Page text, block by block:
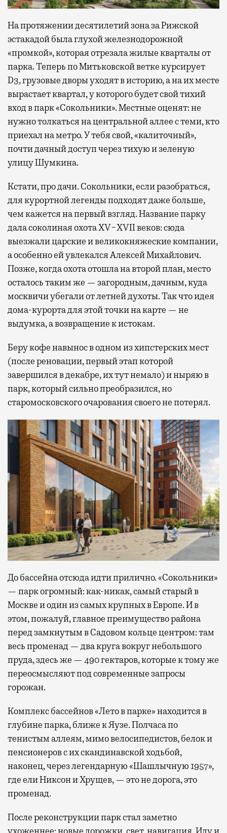
На протяжении десятилетий зона за Рижской
эстакадой была глухой железнодорожной
«промкой», которая отрезала жилые кварталы от
парка. Теперь по Митьковской ветке курсирует
D3, грузовые дворы уходят в историю, а на их месте
вырастает квартал, у которого будет свой тихий
вход в парк «Сокольники». Местные оценят: не
нужно толкаться на центральной аллее с теми, кто
приехал на метро. У тебя свой, «калиточный»,
почти дачный доступ через тихую и зеленую
улицу Шумкина.
Кстати, про дачи. Сокольники, если разобраться,
для курортной легенды подходят даже больше,
чем кажется на первый взгляд. Название парку
дала соколиная охота XV−XVII веков: сюда
выезжали царские и великокняжеские компании,
а особенно ей увлекался Алексей Михайлович.
Позже, когда охота отошла на второй план, место
осталось таким же — загородным, дачным, куда
москвичи убегали от летней духоты. Так что идея
дома-курорта для этой точки на карте — не
выдумка, а возвращение к истокам.
Беру кофе навынос в одном из хипстерских мест
(после реновации, первый этап которой
завершился в декабре, их тут немало) и ныряю в
парк, который сильно преобразился, но
старомосковского очарования своего не потерял.
До бассейна отсюда идти прилично. «Сокольники»
— парк огромный: как-никак, самый старый в
Москве и один из самых крупных в Европе. И в
этом, пожалуй, главное преимущество района
перед замкнутым в Садовом кольце центром: там
весь променад — два круга вокруг небольшого
пруда, здесь же — 490 гектаров, которые к тому же
переосмысляют под современные запросы
горожан.
Комплекс бассейнов «Лето в парке» находится в
глубине парка, ближе к Яузе. Полчаса по
тенистым аллеям, мимо велосипедистов, белок и
пенсионеров с их скандинавской ходьбой,
наконец, через легендарную «Шашлычную 1957»,
где ели Никсон и Хрущев, — это не дорога, это
променад.
После реконструкции парк стал заметно